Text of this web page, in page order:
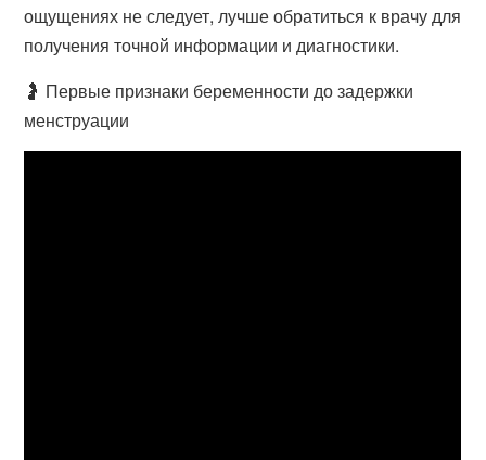
ощущениях не следует, лучше обратиться к врачу для
получения точной информации и диагностики.
🤰 Первые признаки беременности до задержки
менструации